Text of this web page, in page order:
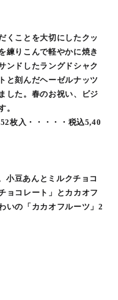
くことを大切にしたクッ
練りこんで軽やかに焼き
ンドしたラングドシャク
と刻んだヘーゼルナッツ
した。春のお祝い、ビジ
。
枚入・・・・・税込5,40
小豆あんとミルクチョコ
ョコレート」とカカオフ
いの「カカオフルーツ」2